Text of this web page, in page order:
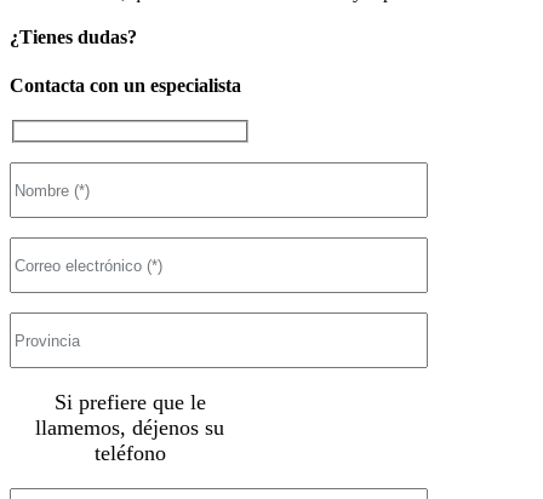
¿Tienes dudas?
Contacta con un especialista
Si prefiere que le
llamemos, déjenos su
teléfono